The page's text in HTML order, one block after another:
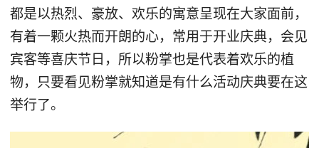
都是以热烈、豪放、欢乐的寓意呈现在大家面前，
有着一颗火热而开朗的心，常用于开业庆典，会见
宾客等喜庆节日，所以粉掌也是代表着欢乐的植
物，只要看见粉掌就知道是有什么活动庆典要在这
举行了。